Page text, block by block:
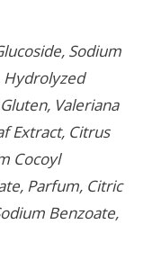
Sodium
Hydrolyzed
Valeriana
Extract, Citrus
Cocoyl
Parfum, Citric
Benzoate,